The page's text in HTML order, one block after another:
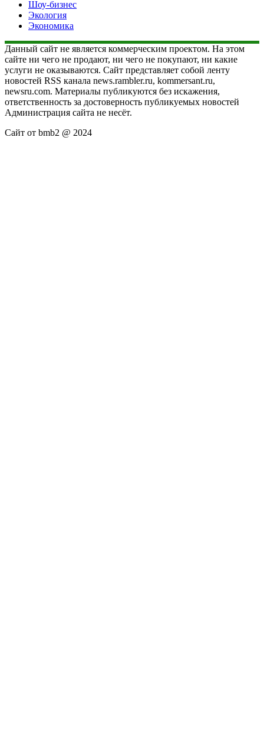
Шоу-бизнес
Экология
Экономика
Данный сайт не является коммерческим проектом. На этом
сайте ни чего не продают, ни чего не покупают, ни какие
услуги не оказываются. Сайт представляет собой ленту
новостей RSS канала news.rambler.ru, kommersant.ru,
newsru.com. Материалы публикуются без искажения,
ответственность за достоверность публикуемых новостей
Администрация сайта не несёт.
Сайт от bmb2 @ 2024